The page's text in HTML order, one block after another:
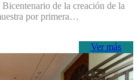
de la creación de la
por primera…
Ver más